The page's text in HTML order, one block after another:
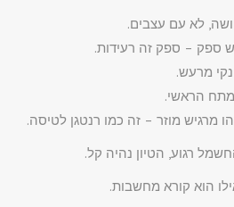
לא עם עצבים.
ספק – ספק זה רעידות.
נקי מרעש.
הראשי.
מרגיש מוזר – זה כמו רנטגן לטיסה.
רגוע, הטיון נהיה קל.
הוא קורא מחשבות.